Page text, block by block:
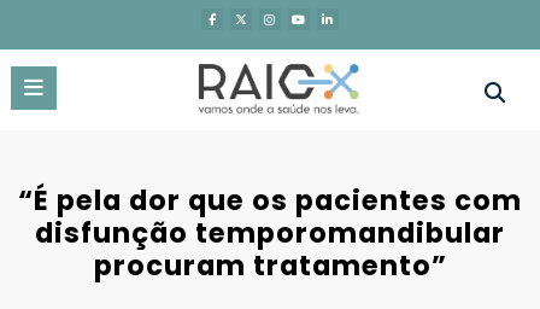
o
conteúdo
“É pela dor que os pacientes com
disfunção temporomandibular
procuram tratamento”